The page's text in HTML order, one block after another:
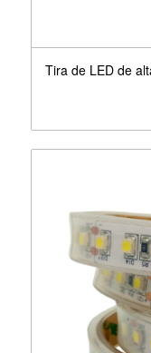
Tira de LED de